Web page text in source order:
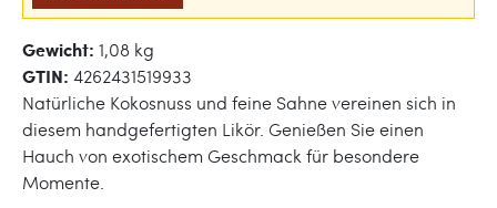
Gewicht: 1,08 kg
GTIN: 4262431519933
Natürliche Kokosnuss und feine Sahne vereinen sich in
diesem handgefertigten Likör. Genießen Sie einen
Hauch von exotischem Geschmack für besondere
Momente.